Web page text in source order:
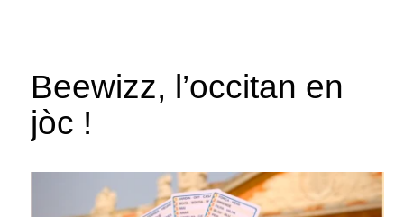
Beewizz, l’occitan en
jòc !